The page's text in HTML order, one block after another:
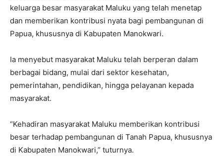
keluarga besar masyarakat Maluku yang telah menetap
dan memberikan kontribusi nyata bagi pembangunan di
Papua, khususnya di Kabupaten Manokwari.
Ia menyebut masyarakat Maluku telah berperan dalam
berbagai bidang, mulai dari sektor kesehatan,
pemerintahan, pendidikan, hingga pelayanan kepada
masyarakat.
“Kehadiran masyarakat Maluku memberikan kontribusi
besar terhadap pembangunan di Tanah Papua, khususnya
di Kabupaten Manokwari,” tuturnya.